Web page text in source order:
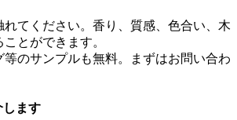
てください。香り、質感、色合い、木
とができます。
等のサンプルも無料。まずはお問い合わ
します